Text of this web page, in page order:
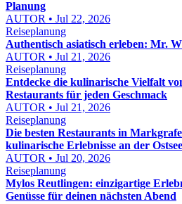
Planung
AUTOR • Jul 22, 2026
Reiseplanung
Authentisch asiatisch erleben: Mr.
AUTOR • Jul 21, 2026
Reiseplanung
Entdecke die kulinarische Vielfalt
Restaurants für jeden Geschmack
AUTOR • Jul 21, 2026
Reiseplanung
Die besten Restaurants in
kulinarische Erlebnisse an der Ostsee
AUTOR • Jul 20, 2026
Reiseplanung
Mylos Reutlingen: einzigartige
Genüsse für deinen nächsten Abend